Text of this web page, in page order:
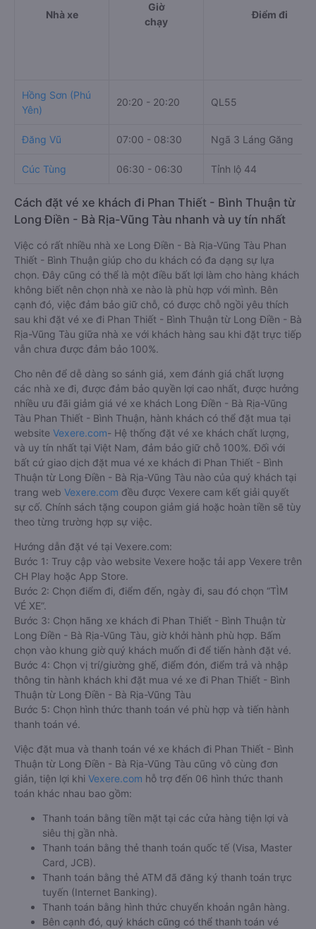
Nhà xe
Giờ
chạy
Điểm đi
Hồng Sơn (Phú
Yên)
20:20 - 20:20 QL55
Đăng Vũ 07:00 - 08:30 Ngã 3 Láng Găng
Cúc Tùng 06:30 - 06:30 Tỉnh lộ 44
Cách đặt vé xe khách đi Phan Thiết - Bình Thuận từ
Long Điền - Bà Rịa-Vũng Tàu nhanh và uy tín nhất
Việc có rất nhiều nhà xe Long Điền - Bà Rịa-Vũng Tàu Phan
Thiết - Bình Thuận giúp cho du khách có đa dạng sự lựa
chọn. Đây cũng có thể là một điều bất lợi làm cho hàng khách
không biết nên chọn nhà xe nào là phù hợp với mình. Bên
cạnh đó, việc đảm bảo giữ chỗ, có được chỗ ngồi yêu thích
sau khi đặt vé xe đi Phan Thiết - Bình Thuận từ Long Điền - Bà
Rịa-Vũng Tàu giữa nhà xe với khách hàng sau khi đặt trực tiếp
vẫn chưa được đảm bảo 100%.
Cho nên để dễ dàng so sánh giá, xem đánh giá chất lượng
các nhà xe đi, được đảm bảo quyền lợi cao nhất, được hưởng
nhiều ưu đãi giảm giá vé xe khách Long Điền - Bà Rịa-Vũng
Tàu Phan Thiết - Bình Thuận, hành khách có thể đặt mua tại
website Vexere.com- Hệ thống đặt vé xe khách chất lượng,
và uy tín nhất tại Việt Nam, đảm bảo giữ chỗ 100%. Đối với
bất cứ giao dịch đặt mua vé xe khách đi Phan Thiết - Bình
Thuận từ Long Điền - Bà Rịa-Vũng Tàu nào của quý khách tại
trang web Vexere.com đều được Vexere cam kết giải quyết
sự cố. Chính sách tặng coupon giảm giá hoặc hoàn tiền sẽ tùy
theo từng trường hợp sự việc.
Hướng dẫn đặt vé tại Vexere.com:
Bước 1: Truy cập vào website Vexere hoặc tải app Vexere trên
CH Play hoặc App Store.
Bước 2: Chọn điểm đi, điểm đến, ngày đi, sau đó chọn “TÌM
VÉ XE”.
Bước 3: Chọn hãng xe khách đi Phan Thiết - Bình Thuận từ
Long Điền - Bà Rịa-Vũng Tàu, giờ khởi hành phù hợp. Bấm
chọn vào khung giờ quý khách muốn đi để tiến hành đặt vé.
Bước 4: Chọn vị trí/giường ghế, điểm đón, điểm trả và nhập
thông tin hành khách khi đặt mua vé xe đi Phan Thiết - Bình
Thuận từ Long Điền - Bà Rịa-Vũng Tàu
Bước 5: Chọn hình thức thanh toán vé phù hợp và tiến hành
thanh toán vé.
Việc đặt mua và thanh toán vé xe khách đi Phan Thiết - Bình
Thuận từ Long Điền - Bà Rịa-Vũng Tàu cũng vô cùng đơn
giản, tiện lợi khi Vexere.com hỗ trợ đến 06 hình thức thanh
toán khác nhau bao gồm:
Thanh toán bằng tiền mặt tại các cửa hàng tiện lợi và
siêu thị gần nhà.
Thanh toán bằng thẻ thanh toán quốc tế (Visa, Master
Card, JCB).
Thanh toán bằng thẻ ATM đã đăng ký thanh toán trực
tuyến (Internet Banking).
Thanh toán bằng hình thức chuyển khoản ngân hàng.
Bên cạnh đó, quý khách cũng có thể thanh toán vé